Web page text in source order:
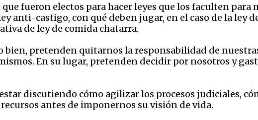
fueron electos para hacer leyes que los faculten para
anti-castigo, con qué deben jugar, en el caso de la ley
de ley de comida chatarra.
bien, pretenden quitarnos la responsabilidad de
En su lugar, pretenden decidir por nosotros y
discutiendo cómo agilizar los procesos judiciales,
antes de imponernos su visión de vida.